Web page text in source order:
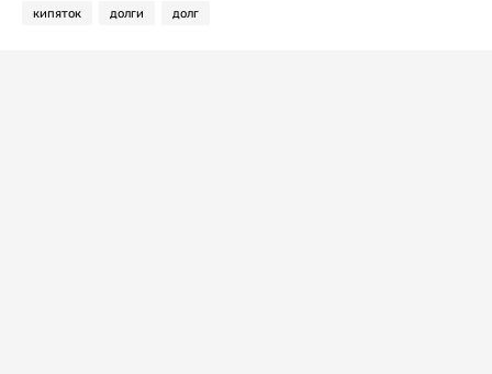
кипяток долги долг